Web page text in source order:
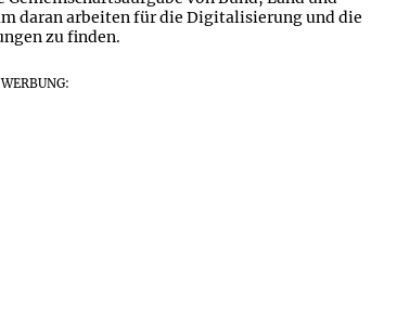
daran arbeiten für die Digitalisierung und die
zu finden.
WERBUNG: